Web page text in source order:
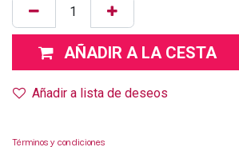
AÑADIR A LA CESTA
Añadir a lista de deseos
Términos y condiciones